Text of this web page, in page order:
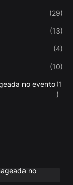
(29)
(13)
(4)
(10)
no evento(1
)
no